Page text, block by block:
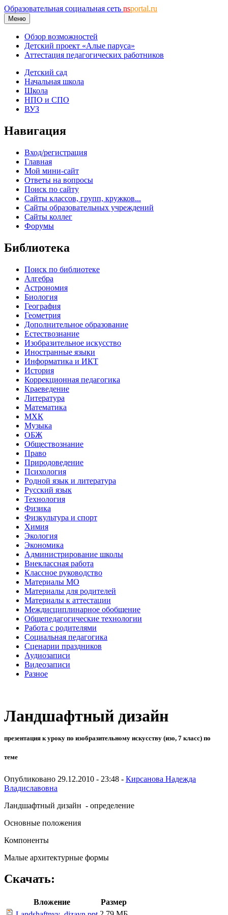
Образовательная социальная сеть nsportal.ru
Меню
Обзор возможностей
Детский проект «Алые паруса»
Аттестация педагогических работников
Детский сад
Начальная школа
Школа
НПО и СПО
ВУЗ
Навигация
Вход/регистрация
Главная
Мой мини-сайт
Ответы на вопросы
Поиск по сайту
Сайты классов, групп, кружков...
Сайты образовательных учреждений
Сайты коллег
Форумы
Библиотека
Поиск по библиотеке
Алгебра
Астрономия
Биология
География
Геометрия
Дополнительное образование
Естествознание
Изобразительное искусство
Иностранные языки
Информатика и ИКТ
История
Коррекционная педагогика
Краеведение
Литература
Математика
МХК
Музыка
ОБЖ
Обществознание
Право
Природоведение
Психология
Родной язык и литература
Русский язык
Технология
Физика
Физкультура и спорт
Химия
Экология
Экономика
Администрирование школы
Внеклассная работа
Классное руководство
Материалы МО
Материалы для родителей
Материалы к аттестации
Междисциплинарное обобщение
Общепедагогические технологии
Работа с родителями
Социальная педагогика
Сценарии праздников
Аудиозаписи
Видеозаписи
Разное
Ландшафтный дизайн
презентация к уроку по изобразительному искусству (изо, 7 класс) по
теме
Опубликовано 29.12.2010 - 23:48 - Кирсанова Надежда
Владиславовна
Ландшафтный дизайн - определение
Основные положения
Компоненты
Малые архитектурные формы
Скачать:
Вложение
Размер